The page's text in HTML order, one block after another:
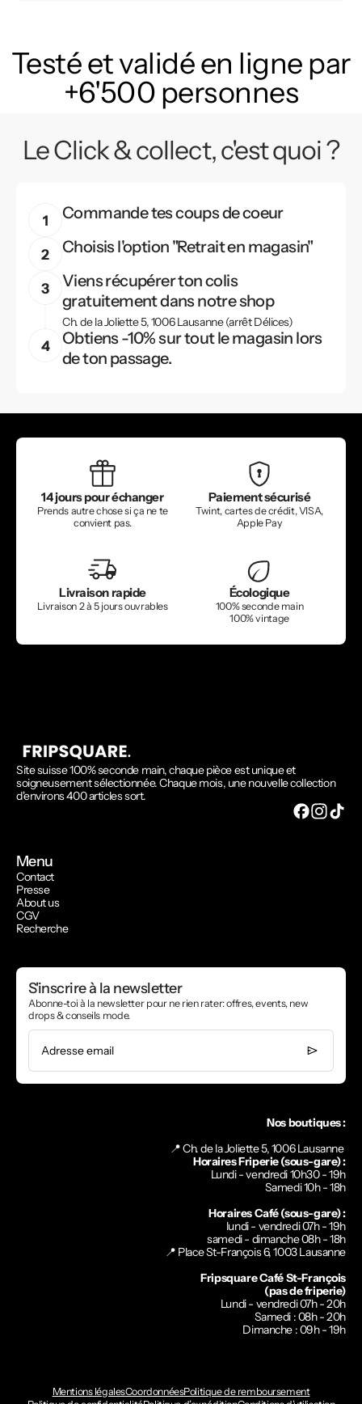
Testé et validé en ligne par
+6'500 personnes
Le Click & collect, c'est quoi ?
Commande tes coups de coeur
Choisis l'option "Retrait en magasin"
Viens récupérer ton colis
gratuitement dans notre shop
Ch. de la Joliette 5, 1006 Lausanne (arrêt Délices)
Obtiens -10% sur tout le magasin lors
de ton passage.
14 jours pour échanger
Prends autre chose si ça ne te
convient pas.
Paiement sécurisé
Twint, cartes de crédit, VISA,
Apple Pay
Livraison rapide
Livraison 2 à 5 jours ouvrables
Écologique
100% seconde main
100% vintage
Site suisse 100% seconde main, chaque pièce est unique et
soigneusement sélectionnée. Chaque mois, une nouvelle collection
d'environs 400 articles sort.
Menu
Contact
Presse
About us
CGV
Recherche
S'inscrire à la newsletter
Abonne-toi à la newsletter pour ne rien rater: offres, events, new
drops & conseils mode.
Adresse email
Nos boutiques :
📍 Ch. de la Joliette 5, 1006 Lausanne
Horaires Friperie (sous-gare) :
Lundi - vendredi 10h30 - 19h
Samedi 10h - 18h
Horaires Café (sous-gare) :
lundi - vendredi 07h - 19h
samedi - dimanche 08h - 18h
📍 Place St-François 6, 1003 Lausanne
Fripsquare Café St-François
(pas de friperie)
Lundi - vendredi 07h - 20h
Samedi : 08h - 20h
Dimanche : 09h - 19h
Mentions légalesCoordonnéesPolitique de remboursement